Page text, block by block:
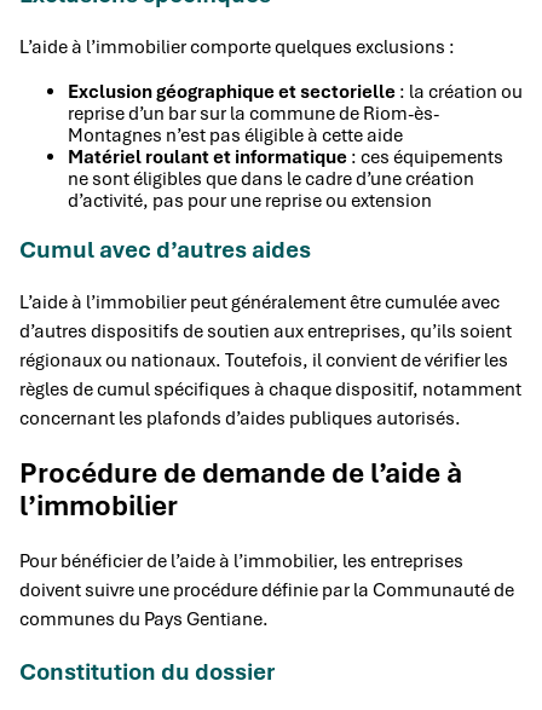
L’aide à l’immobilier comporte quelques exclusions :
Exclusion géographique et sectorielle : la création ou
reprise d’un bar sur la commune de Riom-ès-
Montagnes n’est pas éligible à cette aide
Matériel roulant et informatique : ces équipements
ne sont éligibles que dans le cadre d’une création
d’activité, pas pour une reprise ou extension
Cumul avec d’autres aides
L’aide à l’immobilier peut généralement être cumulée avec
d’autres dispositifs de soutien aux entreprises, qu’ils soient
régionaux ou nationaux. Toutefois, il convient de vérifier les
règles de cumul spécifiques à chaque dispositif, notamment
concernant les plafonds d’aides publiques autorisés.
Procédure de demande de l’aide à
l’immobilier
Pour bénéficier de l’aide à l’immobilier, les entreprises
doivent suivre une procédure définie par la Communauté de
communes du Pays Gentiane.
Constitution du dossier